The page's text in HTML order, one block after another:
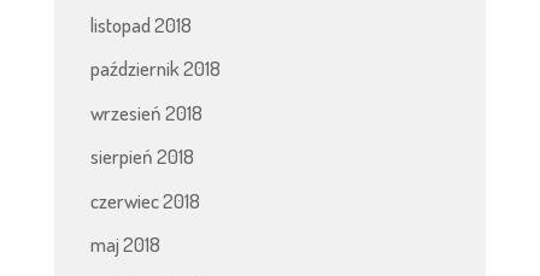
listopad 2018
październik 2018
wrzesień 2018
sierpień 2018
czerwiec 2018
maj 2018